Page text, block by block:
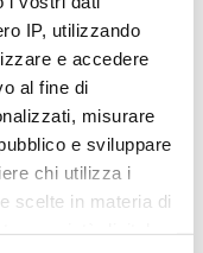
IP, utilizzando
e accedere
al fine di
misurare
e sviluppare
chi utilizza i
scelte in materia di